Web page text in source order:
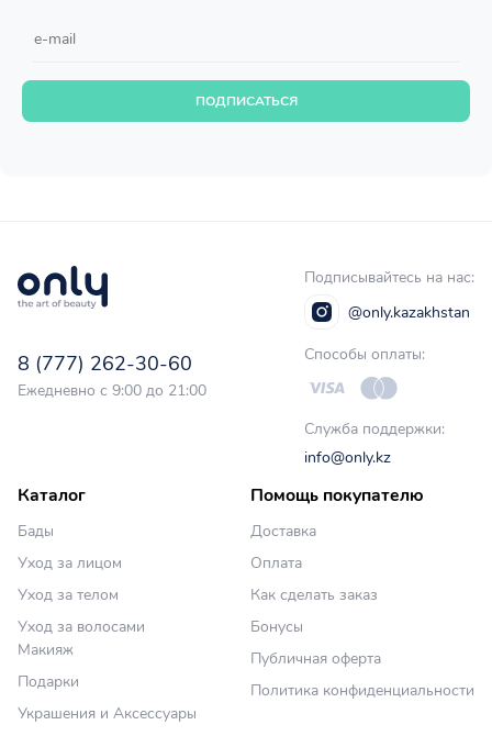
ПОДПИСАТЬСЯ
8 (777) 262-30-60
Ежедневно с 9:00 до 21:00
Подписывайтесь на нас:
@only.kazakhstan
Способы оплаты:
Служба поддержки:
info@only.kz
Каталог
Бады
Уход за лицом
Уход за телом
Уход за волосами
Макияж
Подарки
Украшения и Аксессуары
Помощь покупателю
Доставка
Оплата
Как сделать заказ
Бонусы
Публичная оферта
Политика конфиденциальности